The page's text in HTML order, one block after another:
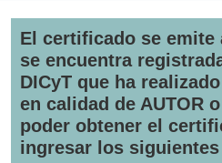
El certificado se emite
se encuentra
DICyT que ha
en calidad de AUTOR
poder obtener el
ingresar los